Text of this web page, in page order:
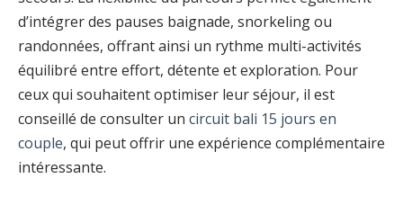
d’intégrer des pauses baignade, snorkeling ou
randonnées, offrant ainsi un rythme multi-activités
équilibré entre effort, détente et exploration. Pour
ceux qui souhaitent optimiser leur séjour, il est
conseillé de consulter un circuit bali 15 jours en
couple, qui peut offrir une expérience complémentaire
intéressante.